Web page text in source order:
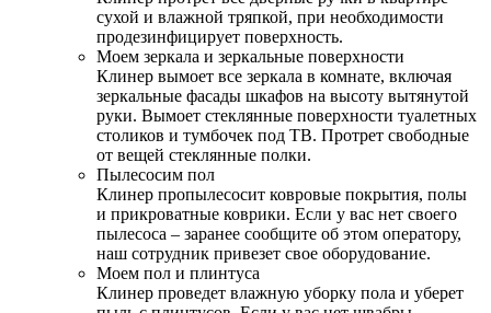
сухой и влажной тряпкой, при необходимости
продезинфицирует поверхность.
Моем зеркала и зеркальные поверхности
Клинер вымоет все зеркала в комнате, включая
зеркальные фасады шкафов на высоту вытянутой
руки. Вымоет стеклянные поверхности туалетных
столиков и тумбочек под ТВ. Протрет свободные
от вещей стеклянные полки.
Пылесосим пол
Клинер пропылесосит ковровые покрытия, полы
и прикроватные коврики. Если у вас нет своего
пылесоса – заранее сообщите об этом оператору,
наш сотрудник привезет свое оборудование.
Моем пол и плинтуса
Клинер проведет влажную уборку пола и уберет